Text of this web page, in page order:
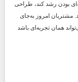
بودن رشد کند، طراحی
مشتریان امروز به‌جای
همان تجربه‌ای باشد